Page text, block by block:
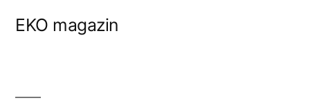
EKO magazin